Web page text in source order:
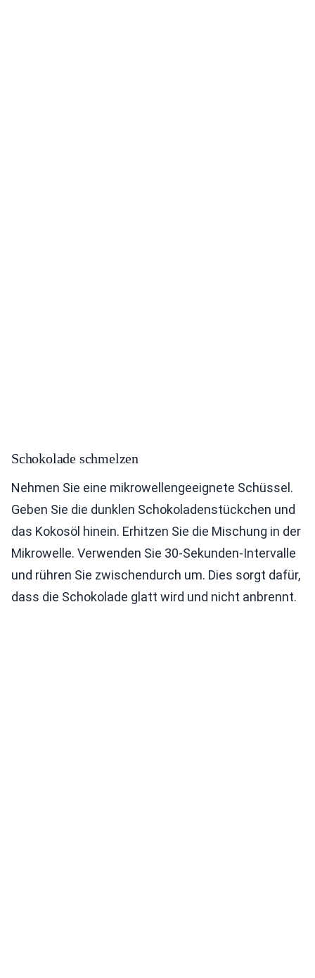
Schokolade schmelzen
Nehmen Sie eine mikrowellengeeignete Schüssel.
Geben Sie die dunklen Schokoladenstückchen und
das Kokosöl hinein. Erhitzen Sie die Mischung in der
Mikrowelle. Verwenden Sie 30-Sekunden-Intervalle
und rühren Sie zwischendurch um. Dies sorgt dafür,
dass die Schokolade glatt wird und nicht anbrennt.